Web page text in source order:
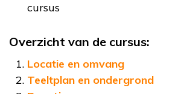
cursus
Overzicht van de cursus:
Locatie en omvang
Teeltplan en ondergrond